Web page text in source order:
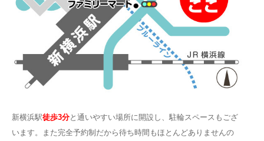
新横浜駅徒歩3分と通いやすい場所に開設し、駐輪スペースもござ
います。また完全予約制だから待ち時間もほとんどありませんの